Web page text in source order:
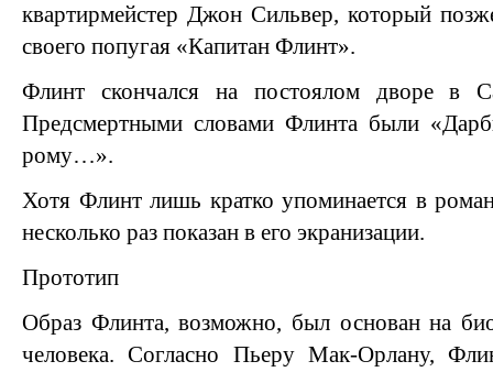
квартирмейстер Джон Сильвер, который
своего попугая «Капитан Флинт».
Флинт скончался на постоялом дворе в
Предсмертными словами Флинта были
рому…».
Хотя Флинт лишь кратко упоминается в
несколько раз показан в его экранизации.
Прототип
Образ Флинта, возможно, был основан на
человека. Согласно Пьеру Мак-Орлану,